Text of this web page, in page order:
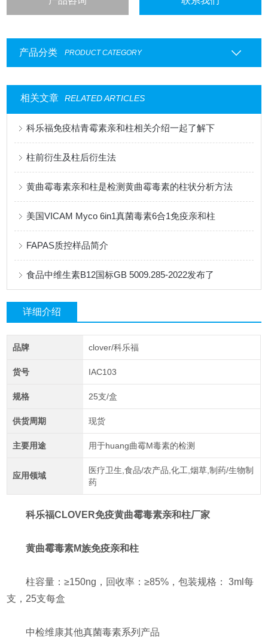
产品分类 PRODUCT CATEGORY
相关文章 RELATED ARTICLES
科乐福免疫桔青霉素亲和柱相关介绍一起了解下
柱前衍生及柱后衍生法
黄曲霉毒素亲和柱是检测黄曲霉毒素的柱状分析方法
美国VICAM Myco 6in1真菌毒素6合1免疫亲和柱
FAPAS质控样品简介
食品中维生素B12国标GB 5009.285-2022发布了
详细介绍
品牌 clover/科乐福
货号 IAC103
规格 25支/盒
供货周期 现货
主要用途 用于huang曲霉M毒素的检测
应用领域
医疗卫生,食品/农产品,化工,烟草,制药/生物制
药
科乐福CLOVER免疫黄曲霉毒素亲和柱厂家
黄曲霉毒素M族免疫亲和柱
柱容量：≥150ng，回收率：≥85%，包装规格： 3ml每
支，25支每盒
中检维康其他真菌毒素系列产品